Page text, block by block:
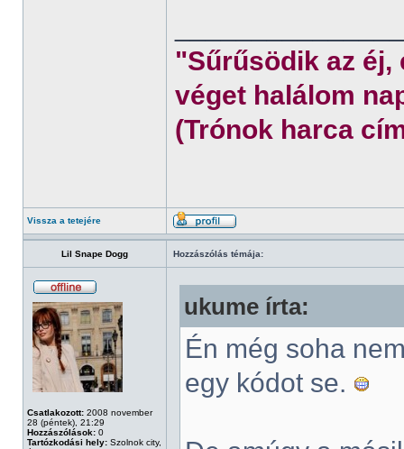
"Sűrűsödik az éj,
véget halálom
(Trónok harca
Vissza a tetejére
Lil Snape Dogg Hozzászólás témája:
Csatlakozott: 2008 november
28 (péntek), 21:29
Hozzászólások: 0
Tartózkodási hely: Szolnok city,
ukume írta:
Én még soha
egy kódot se.